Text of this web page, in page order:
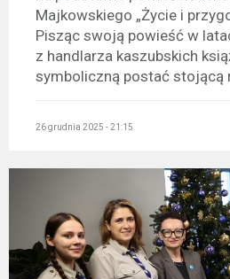
Majkowskiego „Życie i
Pisząc swoją powieść w
z handlarza kaszubskich
symboliczną postać stojącą
26 grudnia 2025 - 21:15